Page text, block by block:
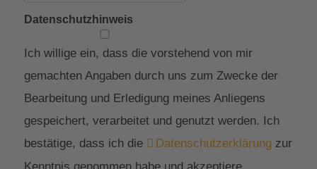
Datenschutzhinweis
Ich willige ein, dass die vorstehend von mir
gemachten Angaben durch uns zum Zwecke der
Bearbeitung und Erledigung meines Anliegens
gespeichert, verarbeitet und genutzt werden. Ich
bestätige, dass ich die
Datenschutzerklärung zur